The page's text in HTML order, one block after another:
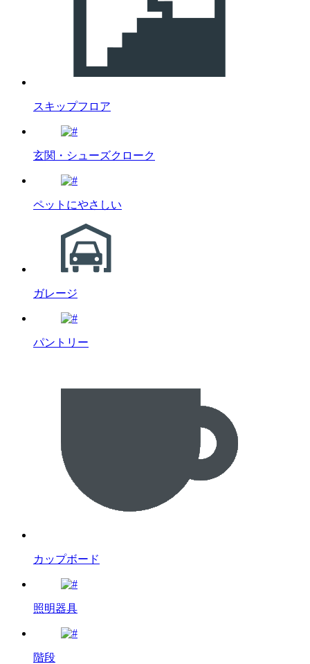
スキップフロア
玄関・シューズクローク
ペットにやさしい
ガレージ
パントリー
カップボード
照明器具
階段